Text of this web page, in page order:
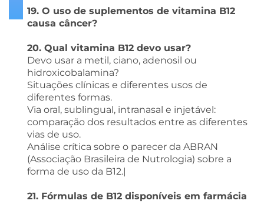
19. O uso de suplementos de vitamina B12
causa câncer?
20. Qual vitamina B12 devo usar?
Devo usar a metil, ciano, adenosil ou
hidroxicobalamina?
Situações clínicas e diferentes usos de
diferentes formas.
Via oral, sublingual, intranasal e injetável:
comparação dos resultados entre as diferentes
vias de uso.
Análise crítica sobre o parecer da ABRAN
(Associação Brasileira de Nutrologia) sobre a
forma de uso da B12.|
21. Fórmulas de B12 disponíveis em farmácia